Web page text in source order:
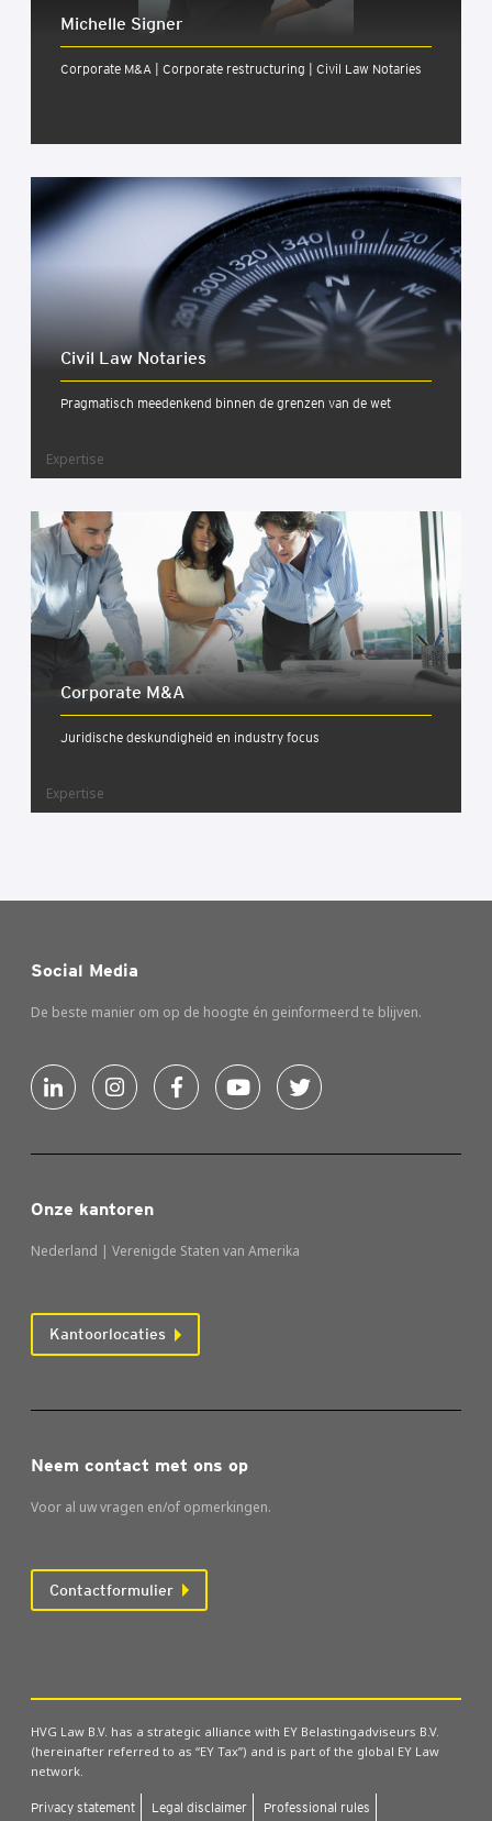
Michelle Signer
Corporate M&A | Corporate restructuring | Civil Law Notaries
Civil Law Nota­ries
Pragmatisch meedenkend binnen de grenzen van de wet
Expertise
Cor­po­ra­te M&A
Juridische deskundigheid en industry focus
Expertise
Onze kantoren
Nederland | Verenigde Staten van Amerika
Kantoorlocaties
Social Media
De beste manier om op de hoogte én geinformeerd te blijven.
Neem contact met ons op
Voor al uw vragen en/of opmerkingen.
Contactformulier
HVG Law B.V. has a strategic alliance with EY Belastingadviseurs B.V.
(hereinafter referred to as “EY Tax”) and is part of the global EY Law
network.
Pri­va­cy sta­te­ment Legal dis­clai­mer Pro­fes­si­o­nal rules